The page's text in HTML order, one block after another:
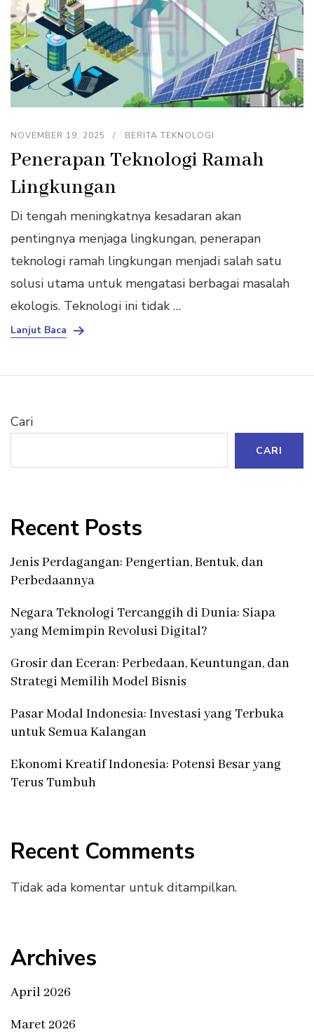
NOVEMBER 19, 2025 BERITA TEKNOLOGI
Penerapan Teknologi Ramah
Lingkungan
Di tengah meningkatnya kesadaran akan
pentingnya menjaga lingkungan, penerapan
teknologi ramah lingkungan menjadi salah satu
solusi utama untuk mengatasi berbagai masalah
ekologis. Teknologi ini tidak …
Lanjut Baca
Cari
CARI
Recent Posts
Jenis Perdagangan: Pengertian, Bentuk, dan
Perbedaannya
Negara Teknologi Tercanggih di Dunia: Siapa
yang Memimpin Revolusi Digital?
Grosir dan Eceran: Perbedaan, Keuntungan, dan
Strategi Memilih Model Bisnis
Pasar Modal Indonesia: Investasi yang Terbuka
untuk Semua Kalangan
Ekonomi Kreatif Indonesia: Potensi Besar yang
Terus Tumbuh
Recent Comments
Tidak ada komentar untuk ditampilkan.
Archives
April 2026
Maret 2026